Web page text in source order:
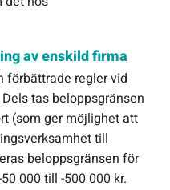
av enskild firma
förbättrade regler vid
tas beloppsgränsen
(som ger möjlighet att
till
beloppsgränsen för
000 till -500 000 kr.